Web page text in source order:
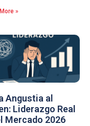
»
Angustia al
Liderazgo Real
Mercado 2026